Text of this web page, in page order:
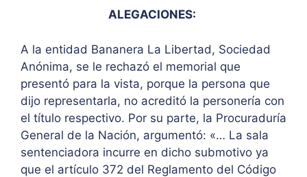
ALEGACIONES:
A la entidad Bananera La Libertad, Sociedad
Anónima, se le rechazó el memorial que
presentó para la vista, porque la persona que
dijo representarla, no acreditó la personería con
el título respectivo. Por su parte, la Procuraduría
General de la Nación, argumentó: «… La sala
sentenciadora incurre en dicho submotivo ya
que el artículo 372 del Reglamento del Código